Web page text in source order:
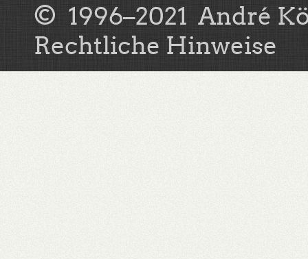
© 1996–2021 André
Rechtliche Hinweise